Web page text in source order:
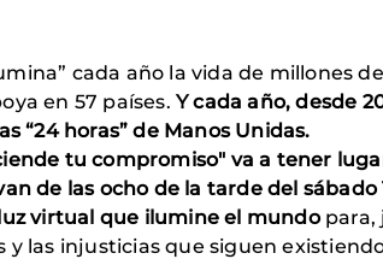
cada año la vida de millones
en 57 países. Y cada año, desde
“24 horas” de Manos Unidas.
tu compromiso" va a tener
de las ocho de la tarde del
virtual que ilumine el mundopara,
y las injusticias que siguen